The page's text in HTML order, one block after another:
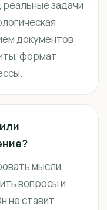
задачи
документов
формат
мысли,
вопросы и
не ставит